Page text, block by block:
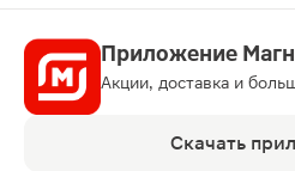
Приложение
Акции, доставка и
Скачать